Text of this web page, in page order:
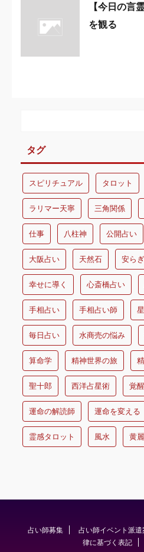
【今日の言
を観る
タグ
スピリチュアル タロット
ラリマー天寧 三角関係
仕事 八柱神 公開占い
大阪占い 天然石 安らぎ
幸せに導く 心斎橋占い
手相占い 手相占い師
毎日占い 水商売の悩み
算命学 精神世界の旅
聖十郎 西洋占星術 覚醒
運命の解読師 運命を変える
霊感タロット 風水 黄麗
占い師募集 占い師イベント派遣
律に基づく表記